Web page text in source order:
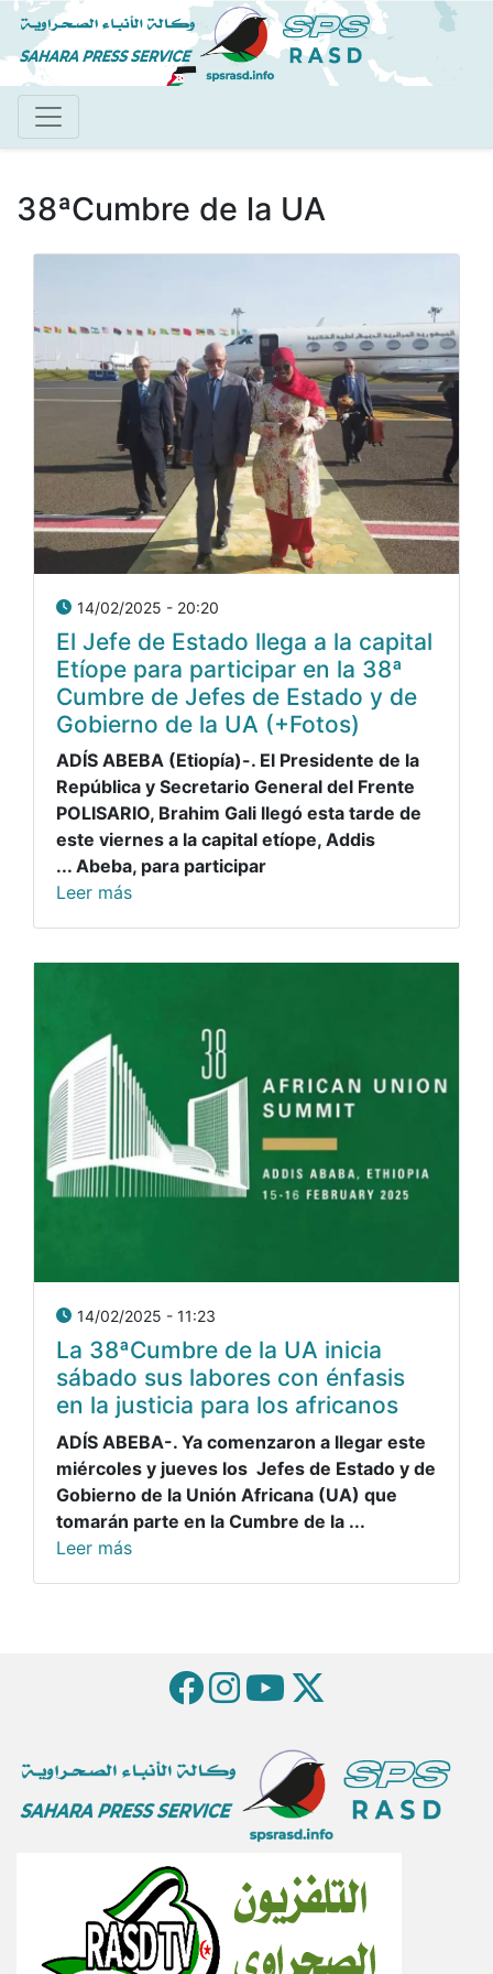
Pasar
al
contenido
38ªCumbre de la UA
14/02/2025 - 20:20
El Jefe de Estado llega a la capital
Etíope para participar en la 38ª
Cumbre de Jefes de Estado y de
Gobierno de la UA (+Fotos)
ADÍS ABEBA (Etiopía)-. El Presidente de la
República y Secretario General del Frente
POLISARIO, Brahim Gali llegó esta tarde de
este viernes a la capital etíope, Addis
Abeba, para participar ...
Leer más
14/02/2025 - 11:23
La 38ªCumbre de la UA inicia
sábado sus labores con énfasis
en la justicia para los africanos
ADÍS ABEBA-. Ya comenzaron a llegar este
miércoles y jueves los Jefes de Estado y de
Gobierno de la Unión Africana (UA) que
tomarán parte en la Cumbre de la ...
Leer más